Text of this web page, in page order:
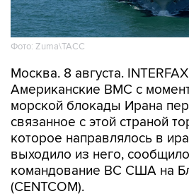
Фото: Zuma\ТАСС
Москва. 8 августа.
Американские ВМС с
морской блокады Ирана
связанное с этой страной
которое направлялось в
выходило из него,
командование ВС США на
(CENTCOM).